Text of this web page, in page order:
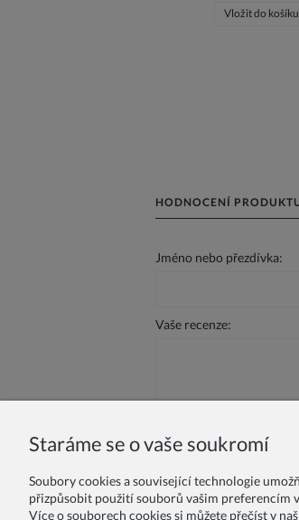
Vložit do košíku
HODNOCENÍ
Jméno nebo přezdívka:
Vaše recenze:
Odeslat
Staráme se o vaše soukromí
Soubory cookies a související technologie
přizpůsobit použití souborů vašim preferencím
Více o souborech cookies si můžete přečíst v